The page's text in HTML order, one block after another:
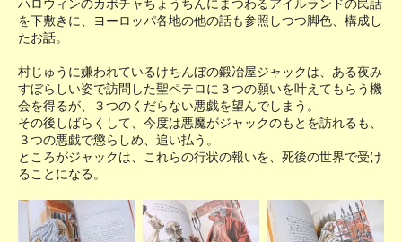
ハロウィンのカボチャちょうちんにまつわるアイルランドの民話
を下敷きに、ヨーロッパ各地の他の話も参照しつつ脚色、構成し
たお話。
村じゅうに嫌われているけちんぼの鍛冶屋ジャックは、ある夜み
すぼらしい姿で訪問した聖ペテロに３つの願いを叶えてもらう機
会を得るが、３つのくだらない悪戯を望んでしまう。
その後しばらくして、今度は悪魔がジャックのもとを訪れるも、
３つの悪戯で懲らしめ、追い払う。
ところがジャックは、これらの行状の報いを、死後の世界で受け
ることになる。